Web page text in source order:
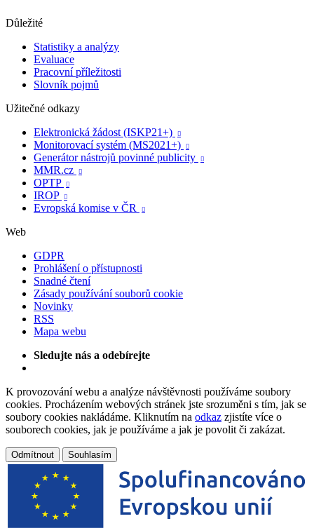
Důležité
Statistiky a analýzy
Evaluace
Pracovní příležitosti
Slovník pojmů
Užitečné odkazy
Elektronická žádost (ISKP21+)

Monitorovací systém (MS2021+) 
Generátor nástrojů povinné publicity 
MMR.cz 
OPTP 
IROP 
Evropská komise v ČR 
Web
GDPR
Prohlášení o přístupnosti
Snadné čtení
Zásady používání souborů cookie
Novinky
RSS
Mapa webu
Sledujte nás a odebírejte
K provozování webu a analýze návštěvnosti používáme soubory
cookies. Procházením webových stránek jste srozuměni s tím, jak se
soubory cookies nakládáme. Kliknutím na odkaz zjistíte více o
souborech cookies, jak je používáme a jak je povolit či zakázat.
Odmítnout Souhlasím